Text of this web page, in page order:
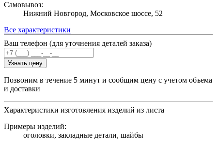
Самовывоз:
Нижний Новгород, Московское шоссе, 52
Все характеристики
Ваш телефон (для уточнения деталей заказа)
Узнать цену
Позвоним в течение 5 минут и сообщим цену с учетом объема
и доставки
Характеристики изготовления изделий из листа
Примеры изделий:
оголовки, закладные детали, шайбы